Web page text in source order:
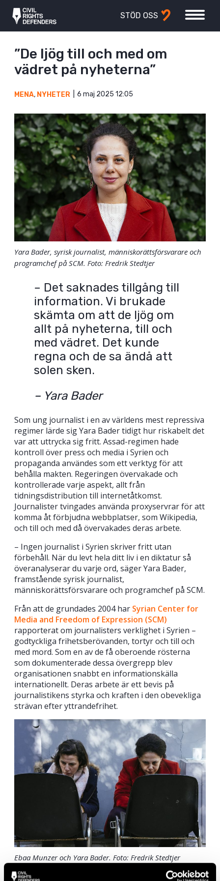
STÖD OSS
”De ljög till och med om
vädret på nyheterna”
MENA, NYHETER 6 maj 2025 12:05
Yara Bader, syrisk journalist, människorättsförsvarare och
programchef på SCM. Foto: Fredrik Stedtjer
– Det saknades tillgång till
information. Vi brukade
skämta om att de ljög om
allt på nyheterna, till och
med vädret. Det kunde
regna och de sa ändå att
solen sken.
– Yara Bader
Som ung journalist i en av världens mest repressiva
regimer lärde sig Yara Bader tidigt hur riskabelt det
var att uttrycka sig fritt. Assad-regimen hade
kontroll över press och media i Syrien och
propaganda användes som ett verktyg för att
behålla makten. Regeringen övervakade och
kontrollerade varje aspekt, allt från
tidningsdistribution till internetåtkomst.
Journalister tvingades använda proxyservrar för att
komma åt förbjudna webbplatser, som Wikipedia,
och till och med då övervakades deras arbete.
– Ingen journalist i Syrien skriver fritt utan
förbehåll. När du levt hela ditt liv i en diktatur så
överanalyserar du varje ord, säger Yara Bader,
framstående syrisk journalist,
människorättsförsvarare och programchef på SCM.
Från att de grundades 2004 har Syrian Center for
Media and Freedom of Expression (SCM)
rapporterat om journalisters verklighet i Syrien –
godtyckliga frihetsberövanden, tortyr och till och
med mord. Som en av de få oberoende rösterna
som dokumenterade dessa övergrepp blev
organisationen snabbt en informationskälla
internationellt. Deras arbete är ett bevis på
journalistikens styrka och kraften i den obevekliga
strävan efter yttrandefrihet.
Ebaa Munzer och Yara Bader. Foto: Fredrik Stedtjer